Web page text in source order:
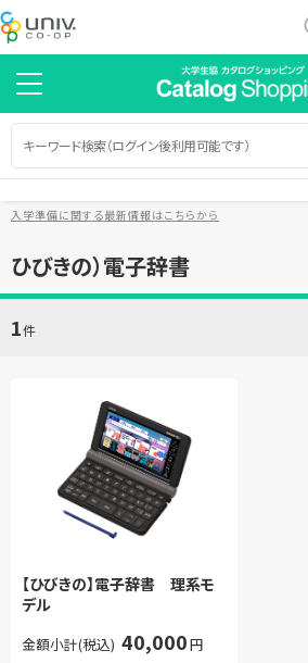
入学準備に関する最新情報はこちらから
ひびきの）電子辞書
1件
【ひびきの】電子辞書 理系モ
デル
金額小計(税込) 40,000円